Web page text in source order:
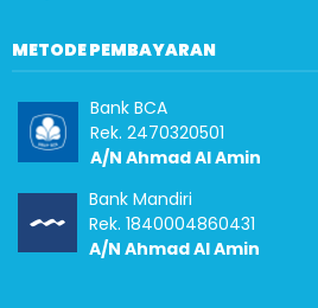
METODE PEMBAYARAN
Bank BCA
Rek. 2470320501
A/N Ahmad Al Amin
Bank Mandiri
Rek. 1840004860431
A/N Ahmad Al Amin